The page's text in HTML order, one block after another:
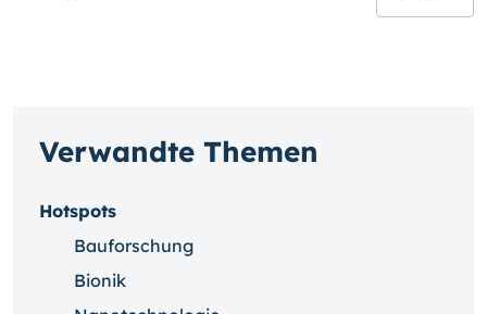
Verwandte Themen
Hotspots
Bauforschung
Bionik